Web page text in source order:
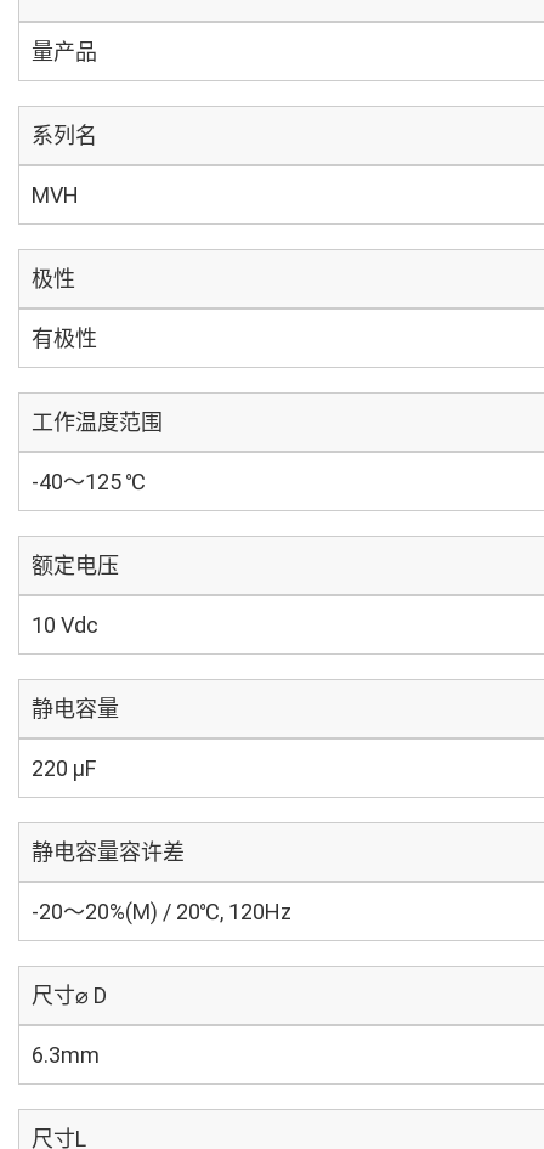
量产品
系列名
MVH
极性
有极性
工作温度范围
-40～125 ℃
额定电压
10 Vdc
静电容量
220 µF
静电容量容许差
-20～20%(M) / 20℃, 120Hz
尺寸⌀ D
6.3mm
尺寸L